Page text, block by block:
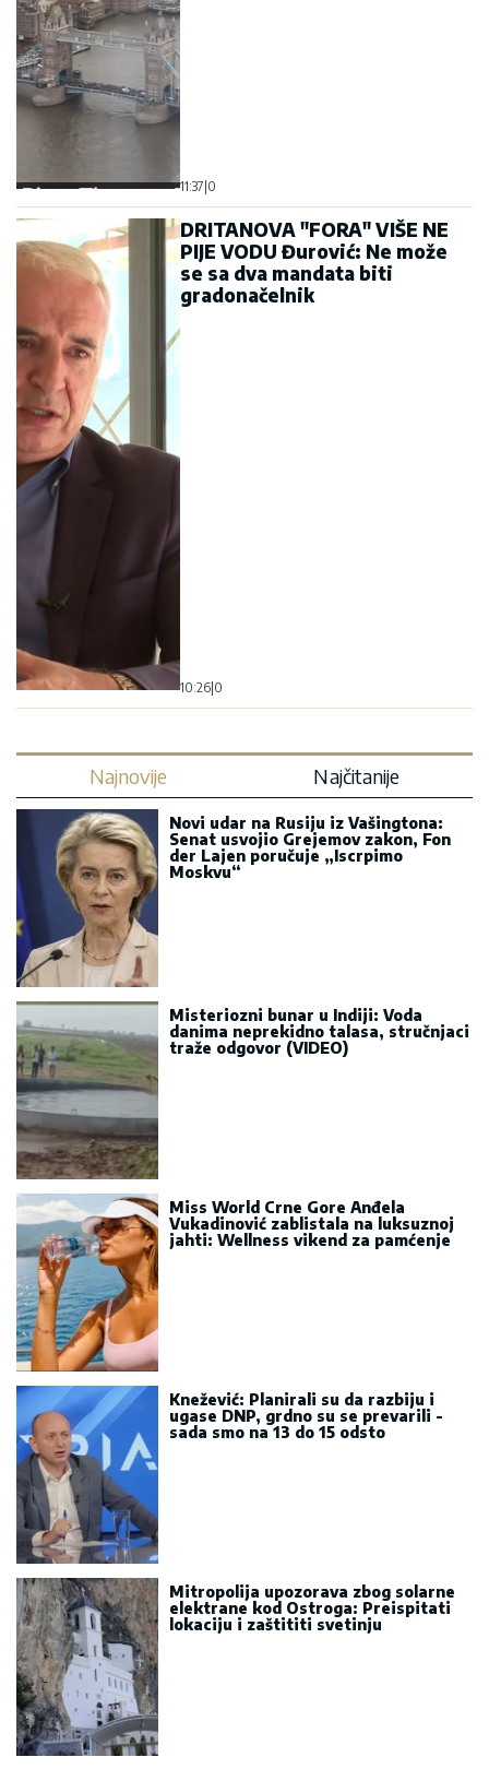
11:37|0
DRITANOVA "FORA" VIŠE NE
PIJE VODU Đurović: Ne može
se sa dva mandata biti
gradonačelnik
10:26|0
Najnovije Najčitanije
Novi udar na Rusiju iz Vašingtona:
Senat usvojio Grejemov zakon, Fon
der Lajen poručuje „Iscrpimo
Moskvu“
Misteriozni bunar u Indiji: Voda
danima neprekidno talasa, stručnjaci
traže odgovor (VIDEO)
Miss World Crne Gore Anđela
Vukadinović zablistala na luksuznoj
jahti: Wellness vikend za pamćenje
Knežević: Planirali su da razbiju i
ugase DNP, grdno su se prevarili -
sada smo na 13 do 15 odsto
Mitropolija upozorava zbog solarne
elektrane kod Ostroga: Preispitati
lokaciju i zaštititi svetinju